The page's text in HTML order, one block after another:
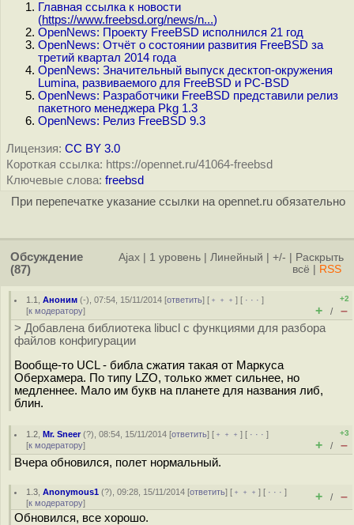
Главная ссылка к новости
(https://www.freebsd.org/news/n...)
OpenNews: Проекту FreeBSD исполнился 21 год
OpenNews: Отчёт о состоянии развития FreeBSD за
третий квартал 2014 года
OpenNews: Значительный выпуск десктоп-окружения
Lumina, развиваемого для FreeBSD и PC-BSD
OpenNews: Разработчики FreeBSD представили релиз
пакетного менеджера Pkg 1.3
OpenNews: Релиз FreeBSD 9.3
Лицензия: CC BY 3.0
Короткая ссылка: https://opennet.ru/41064-freebsd
Ключевые слова: freebsd
При перепечатке указание ссылки на opennet.ru обязательно
Обсуждение
(87)
Ajax 1 уровень Линейный +/-
Раскрыть
всё
RSS
1.1 ,Аноним (-), 07:54, 15/11/2014 [ответить] [ ﹢﹢﹢] [ · · ·]
[к модератору]
+2
+ / –
> Добавлена библиотека libucl с функциями для разбора
файлов конфигурации
Вообще-то UCL - библа сжатия такая от Маркуса
Оберхамера. По типу LZO, только жмет сильнее, но
медленнее. Мало им букв на планете для названия либ,
блин.
1.2 ,Mr. Sneer(?), 08:54, 15/11/2014 [ответить] [ ﹢﹢﹢] [ · · ·]
[к модератору]
+3
+ / –
Вчера обновился, полет нормальный.
1.3 ,Anonymous1 (?), 09:28, 15/11/2014 [ответить] [ ﹢﹢﹢] [ · · ·]
[к модератору] + / –
Обновился, все хорошо.